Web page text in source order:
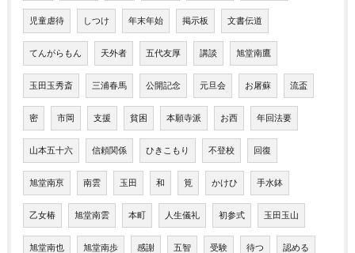
児童虐待 しつけ 年末年始 掲示板 文書伝道
てんがらもん 天外者 五代友厚 講談 旭堂南鷹
玉田玉秀斎 三浦春馬 公開記念 元旦会 お屠蘇 流盃
密 市岡 支援 貧困 本願寺派 お西 年回法要
山本五十六 信頼関係 ひきこもり 不登校 回復
旭堂南亰 南雲 玉田 和 筧 かけひ 手水鉢
乙女椿 旭堂南雲 本町 人生儀礼 初参式 玉田玉山
旭堂南也 旭堂南歩 感謝 五智 受験 待つ 認める